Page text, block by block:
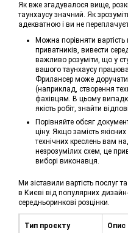
Як вже згадувалося вище,
таунхаусу значний. Як
адекватною і ви не
Можна порівняти вартість
приватників, вивести
важливо розуміти, що у
вашого таунхаусу
Фрилансер може доручати
(наприклад, створення
фахівцям. В цьому
якість робіт, знайти
Порівняйте обсяг
ціну. Якщо замість
технічних креслень вам
незрозумілих схем, це
виборі виконавця.
Ми зіставили вартість послуг
в Києві від популярних
середньоринкові розцінки.
Тип проєкту Опис